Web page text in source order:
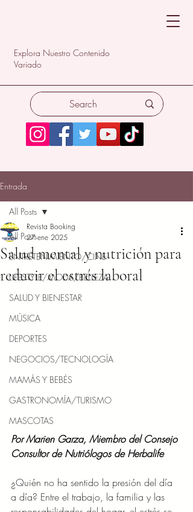
Explora Nuestro Contenido
Variado
Entrada
All Posts
ENTRETENIMIENTO/CINE
LIFESTYLE/MODA/BELLEZA
SALUD Y BIENESTAR
MÚSICA
DEPORTES
NEGOCIOS/TECNOLOGÍA
MAMÁS Y BEBÉS
GASTRONOMÍA/TURISMO
MASCOTAS
All Posts
Salud mental y nutrición para
reducir el estrés laboral
Revista Booking
27 ene 2025
Por Marien Garza, Miembro del Consejo
Consultor de Nutriólogos de Herbalife
¿Quién no ha sentido la presión del día
a día? Entre el trabajo, la familia y las